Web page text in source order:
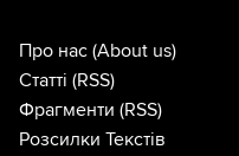
Про нас (About us)
Статті (RSS)
Фрагменти (RSS)
Розсилки Текстів